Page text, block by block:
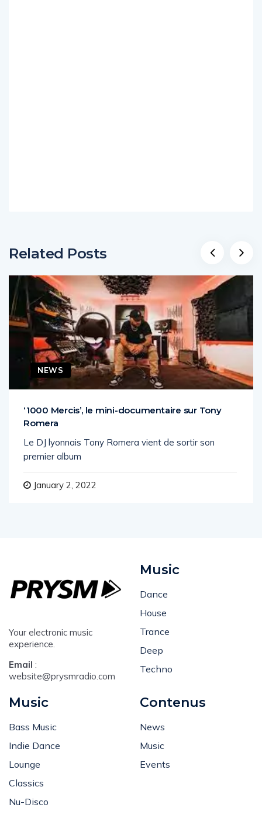
NEWS
‘1000 Mercis’, le mini-documentaire sur Tony
Le DJ lyonnais Tony Romera vient de sortir son
Your electronic music
Email:
Deep